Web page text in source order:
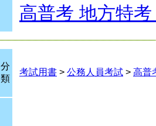
高普考 地方特
分
類
考試用書 > 公務人員考試 > 高普